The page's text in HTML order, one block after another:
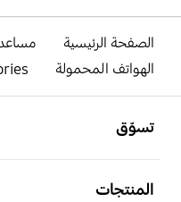
الصفحة الرئيسية
الهواتف المحمولة
تسوّق
المنتجات